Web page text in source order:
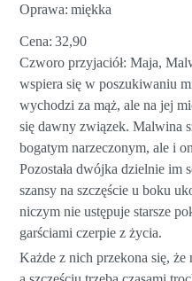
Oprawa miękka
Cena 32,90
Czworo przyjaciół: Maja,
wspiera się w poszukiwaniu
wychodzi za mąż, ale na jej
się dawny związek. Malwina
bogatym narzeczonym, ale i
Pozostała dwójka dzielnie im
szansy na szczęście u boku
niczym nie ustępuje starsze
garściami czerpie z życia.
Każde z nich przekona się,